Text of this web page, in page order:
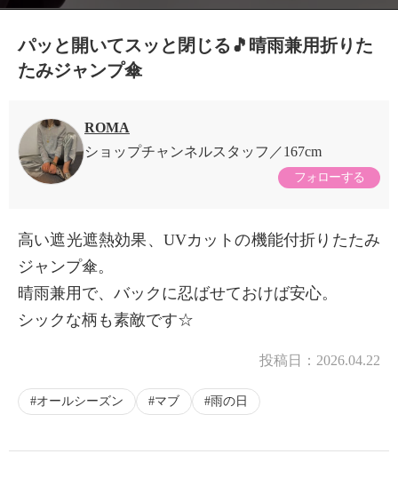
パッと開いてスッと閉じる🎵晴雨兼用折りた
たみジャンプ傘
ROMA
ショップチャンネルスタッフ
167cm
フォローする
高い遮光遮熱効果、UVカットの機能付折りたたみ
ジャンプ傘。
晴雨兼用で、バックに忍ばせておけば安心。
シックな柄も素敵です☆
投稿日： 2026.04.22
オールシーズン マブ 雨の日